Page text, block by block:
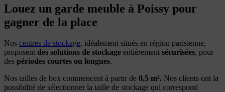
Louez un garde meuble à Poissy pour
gagner de la place
Nos centres de stockage, idéalement situés en région parisienne,
proposent des solutions de stockage entièrement sécurisées, pour
des périodes courtes ou longues.
Nos tailles de box commencent à partir de 0,5 m². Nos clients ont la
possibilité de sélectionner la taille de stockage qui correspond